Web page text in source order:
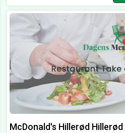
McDonald's Hillerød Hillerød